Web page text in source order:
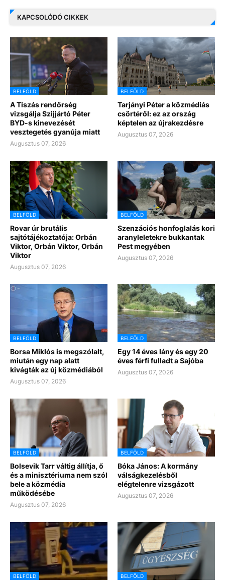
KAPCSOLÓDÓ CIKKEK
BELFÖLD
A Tiszás rendőrség
vizsgálja Szijjártó Péter
BYD-s kinevezését
vesztegetés gyanúja miatt
Augusztus 07, 2026
BELFÖLD
Tarjányi Péter a közmédiás
csörtéről: ez az ország
képtelen az újrakezdésre
Augusztus 07, 2026
BELFÖLD
Rovar úr brutális
sajtótájékoztatója: Orbán
Viktor, Orbán Viktor, Orbán
Viktor
Augusztus 07, 2026
BELFÖLD
Szenzációs honfoglalás kori
aranyleletekre bukkantak
Pest megyében
Augusztus 07, 2026
BELFÖLD
Borsa Miklós is megszólalt,
miután egy nap alatt
kivágták az új közmédiából
Augusztus 07, 2026
BELFÖLD
Egy 14 éves lány és egy 20
éves férfi fulladt a Sajóba
Augusztus 07, 2026
BELFÖLD
Bolsevik Tarr váltig állítja, ő
és a minisztériuma nem szól
bele a közmédia
működésébe
Augusztus 07, 2026
BELFÖLD
Bóka János: A kormány
válságkezelésből
elégtelenre vizsgázott
Augusztus 07, 2026
BELFÖLD BELFÖLD